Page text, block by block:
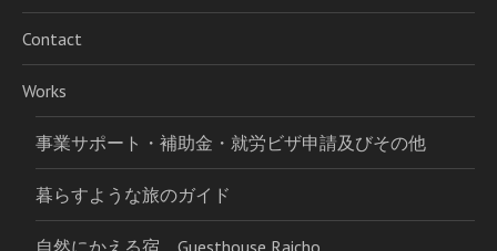
Contact
Works
事業サポート・補助金・就労ビザ申請及びその他
暮らすような旅のガイド